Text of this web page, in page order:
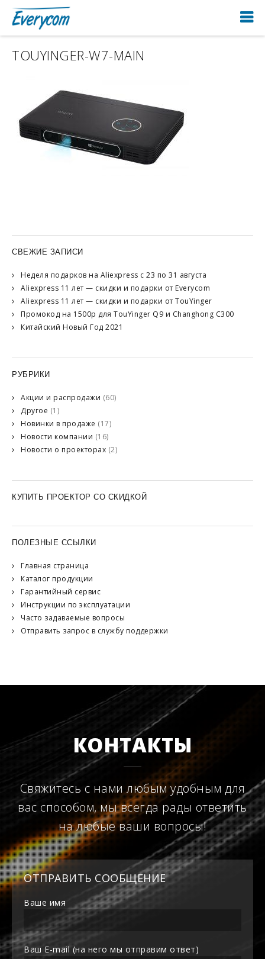
TOUYINGER-W7-MAIN
СВЕЖИЕ ЗАПИСИ
Неделя подарков на Aliexpress с 23 по 31 августа
Aliexpress 11 лет — скидки и подарки от Everycom
Aliexpress 11 лет — скидки и подарки от TouYinger
Промокод на 1500р для TouYinger Q9 и Changhong C300
Китайский Новый Год 2021
РУБРИКИ
Акции и распродажи (60)
Другое (1)
Новинки в продаже (17)
Новости компании (16)
Новости о проекторах (2)
КУПИТЬ ПРОЕКТОР СО СКИДКОЙ
ПОЛЕЗНЫЕ ССЫЛКИ
Главная страница
Каталог продукции
Гарантийный сервис
Инструкции по эксплуатации
Часто задаваемые вопросы
Отправить запрос в службу поддержки
КОНТАКТЫ
Свяжитесь с нами любым удобным для
вас способом, мы всегда рады ответить
на любые ваши вопросы!
ОТПРАВИТЬ СООБЩЕНИЕ
Ваше имя
Ваш E-mail (на него мы отправим ответ)